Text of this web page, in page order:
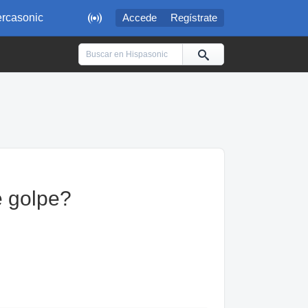
 Accede Regístrate
golpe?